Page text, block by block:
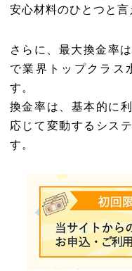
安心材料のひとつと言
さらに、最大換金率
で業界トップクラス
す。
換金率は、基本的に
応じて変動するシス
す。